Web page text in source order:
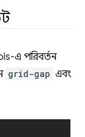
এ পরিবর্তন
grid-gap এবং